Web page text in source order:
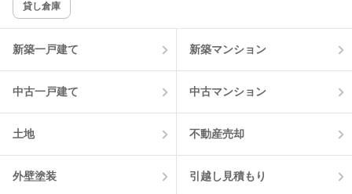
該当件数:
物件一覧に反映
貸し倉庫
新築一戸建て 新築マンション
中古一戸建て 中古マンション
土地 不動産売却
外壁塗装 引越し見積もり